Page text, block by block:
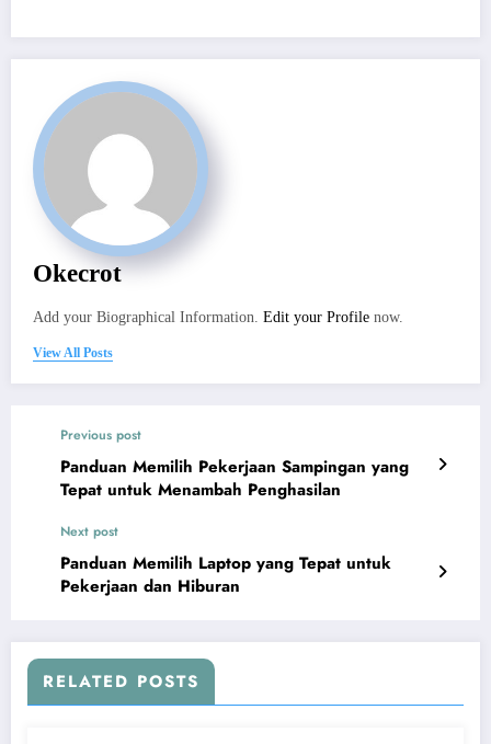
Okecrot
Add your Biographical Information. Edit your Profile now.
View All Posts
Previous post
Panduan Memilih Pekerjaan Sampingan yang
Tepat untuk Menambah Penghasilan
Next post
Panduan Memilih Laptop yang Tepat untuk
Pekerjaan dan Hiburan
RELATED POSTS